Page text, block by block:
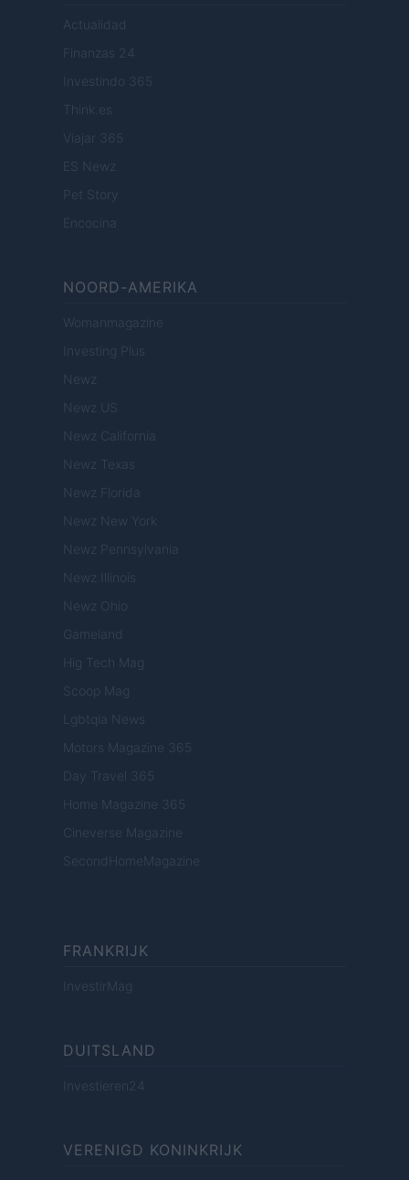
Actualidad
Finanzas 24
Investindo 365
Think.es
Viajar 365
ES Newz
Pet Story
Encocina
NOORD-AMERIKA
Womanmagazine
Investing Plus
Newz
Newz US
Newz California
Newz Texas
Newz Florida
Newz New York
Newz Pennsylvania
Newz Illinois
Newz Ohio
Gameland
Hig Tech Mag
Scoop Mag
Lgbtqia News
Motors Magazine 365
Day Travel 365
Home Magazine 365
Cineverse Magazine
SecondHomeMagazine
FRANKRIJK
InvestirMag
DUITSLAND
Investieren24
VERENIGD KONINKRIJK